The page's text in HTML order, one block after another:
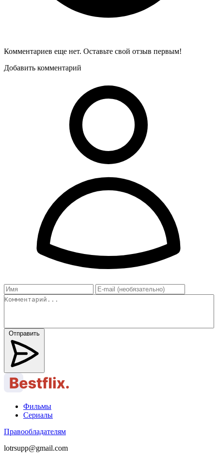
Комментариев еще нет. Оставьте свой отзыв первым!
Добавить комментарий
Отправить
Фильмы
Сериалы
Правообладателям
lotrsupp@gmail.com